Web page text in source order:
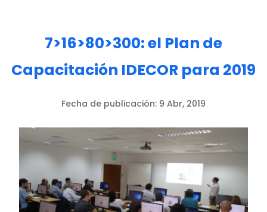
7>16>80>300: el Plan de
Capacitación IDECOR para 2019
Fecha de publicación: 9 Abr, 2019